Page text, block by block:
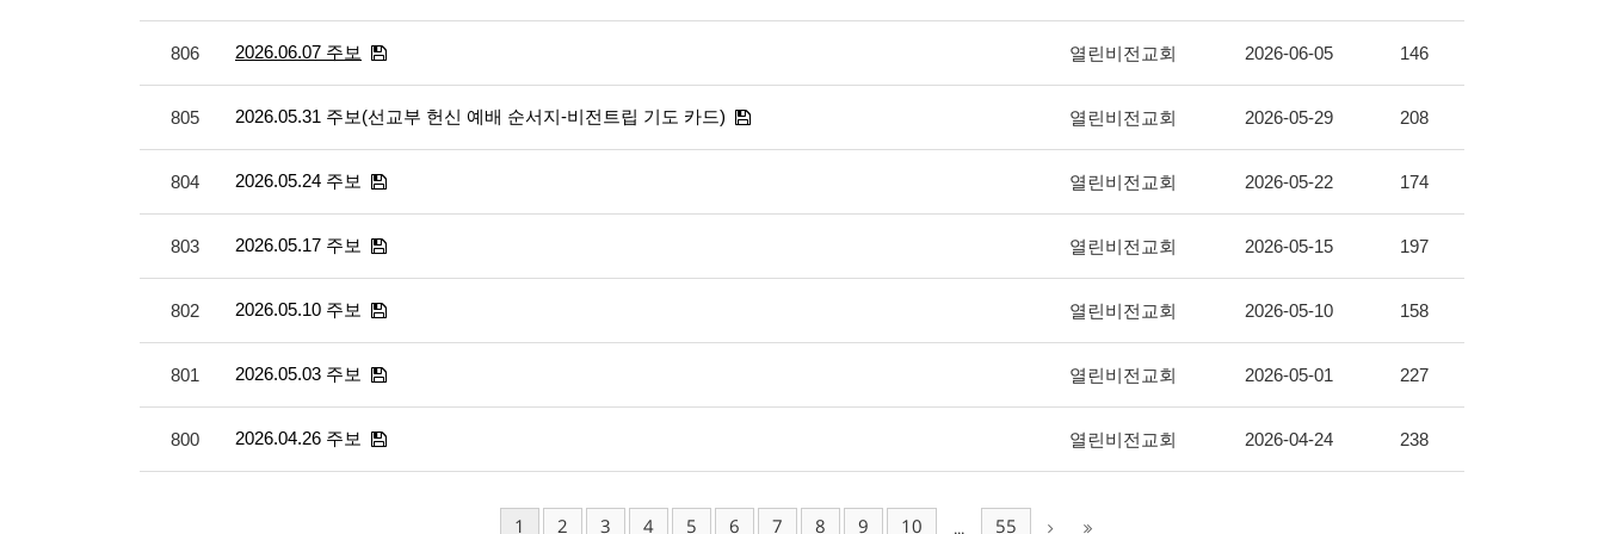
806 2026.06.07 주보 열린비전교회 2026-06-05 146
805 2026.05.31 주보(선교부 헌신 예배 순서지-비전트립 기도 카드) 열린비전교회 2026-05-29 208
804 2026.05.24 주보 열린비전교회 2026-05-22 174
803 2026.05.17 주보 열린비전교회 2026-05-15 197
802 2026.05.10 주보 열린비전교회 2026-05-10 158
801 2026.05.03 주보 열린비전교회 2026-05-01 227
800 2026.04.26 주보 열린비전교회 2026-04-24 238
1 2 3 4 5 6 7 8 9 10 ... 55